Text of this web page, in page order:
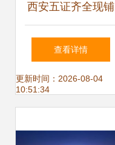
西安五证齐全现铺
坐享潜力区位，品
质现房即买即收益
查看详情
更新时间：2026-08-04
10:51:34